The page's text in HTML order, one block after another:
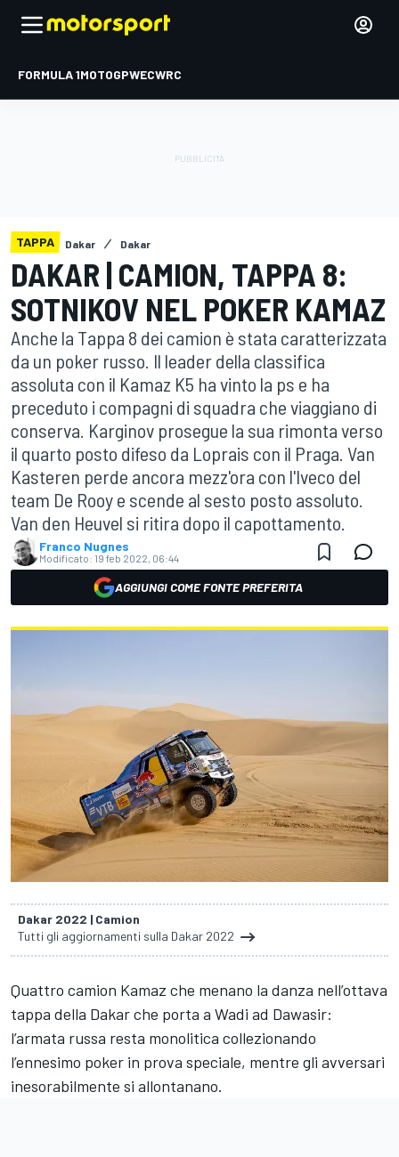
FORMULA 1MOTOGPWECWRC
TAPPA Dakar Dakar
DAKAR | CAMION, TAPPA 8:
SOTNIKOV NEL POKER KAMAZ
Anche la Tappa 8 dei camion è stata caratterizzata
da un poker russo. Il leader della classifica
assoluta con il Kamaz K5 ha vinto la ps e ha
preceduto i compagni di squadra che viaggiano di
conserva. Karginov prosegue la sua rimonta verso
il quarto posto difeso da Loprais con il Praga. Van
Kasteren perde ancora mezz'ora con l'Iveco del
team De Rooy e scende al sesto posto assoluto.
Van den Heuvel si ritira dopo il capottamento.
Franco Nugnes
Modificato: 19 feb 2022, 06:44
AGGIUNGI COME FONTE PREFERITA
Dakar 2022 | Camion
Tutti gli aggiornamenti sulla Dakar 2022
Quattro camion Kamaz che menano la danza nell’ottava
tappa della Dakar che porta a Wadi ad Dawasir:
l’armata russa resta monolitica collezionando
l’ennesimo poker in prova speciale, mentre gli avversari
inesorabilmente si allontanano.